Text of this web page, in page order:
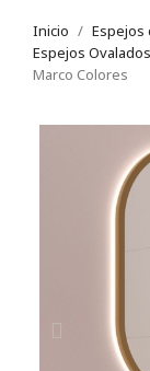
Inicio Espejos
Espejos Ovalados
Marco Colores